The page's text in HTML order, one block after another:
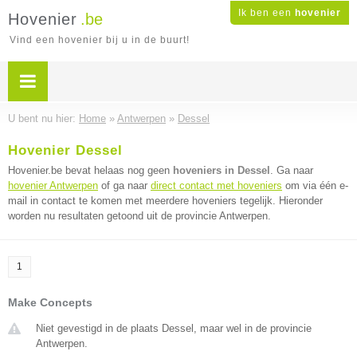
Ik ben een hovenier
Hovenier .be
Vind een hovenier bij u in de buurt!
U bent nu hier: Home » Antwerpen » Dessel
Hovenier Dessel
Hovenier.be bevat helaas nog geen hoveniers in Dessel . Ga naar
hovenier Antwerpen of ga naar direct contact met hoveniers om via één e-
mail in contact te komen met meerdere hoveniers tegelijk. Hieronder
worden nu resultaten getoond uit de provincie Antwerpen.
1
Make Concepts
Niet gevestigd in de plaats Dessel, maar wel in de provincie
Antwerpen.